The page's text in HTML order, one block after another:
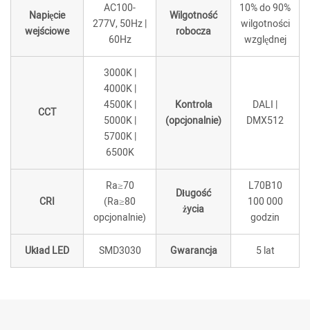
Napięcie
wejściowe
AC100-
277V, 50Hz |
60Hz
Wilgotność
robocza
10% do 90%
wilgotności
względnej
CCT
3000K |
4000K |
4500K |
5000K |
5700K |
6500K
Kontrola
(opcjonalnie)
DALI |
DMX512
CRI
Ra≥70
(Ra≥80
opcjonalnie)
Długość
życia
L70B10
100 000
godzin
Układ LED SMD3030 Gwarancja 5 lat